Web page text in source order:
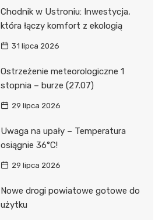
Chodnik w Ustroniu: Inwestycja,
która łączy komfort z ekologią
31 lipca 2026
Ostrzeżenie meteorologiczne 1
stopnia – burze (27.07)
29 lipca 2026
Uwaga na upały – Temperatura
osiągnie 36°C!
29 lipca 2026
Nowe drogi powiatowe gotowe do
użytku